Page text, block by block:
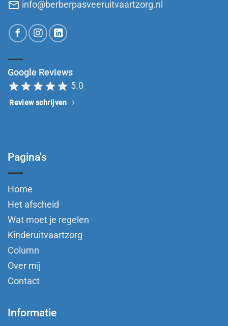
mail info@berberpasveeruitvaartzorg.nl
Google Reviews
starstarstarstarstar 5.0
Review schrijven
Pagina's
Home
Het afscheid
Wat moet je regelen
Kinderuitvaartzorg
Column
Over mij
Contact
Informatie